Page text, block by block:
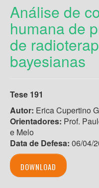
Análise de
humana de
de
bayesianas
Tese 191
Autor: Erica Cupertino
Orientadores: Prof.
e Melo
Data de Defesa: 06/04/
DOWNLOAD